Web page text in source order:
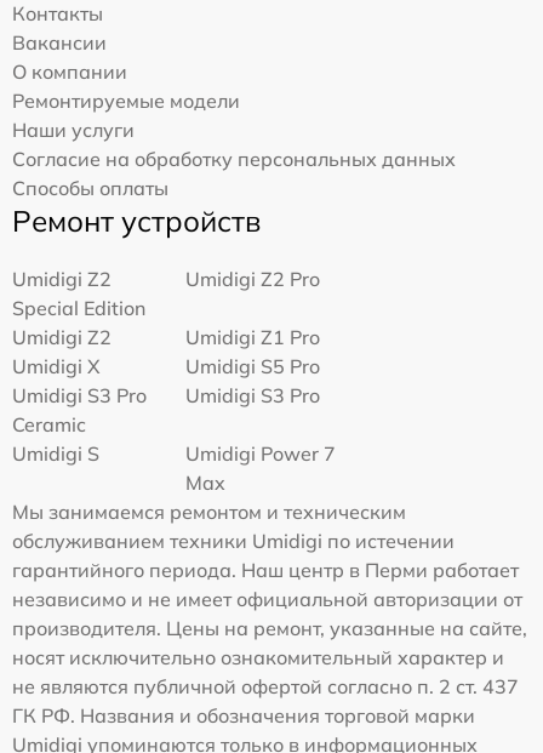
Контакты
Вакансии
О компании
Ремонтируемые модели
Наши услуги
Согласие на обработку персональных данных
Способы оплаты
Ремонт устройств
Umidigi Z2
Special Edition
Umidigi Z2 Pro
Umidigi Z2
Umidigi Z1 Pro
Umidigi X
Umidigi S5 Pro
Umidigi S3 Pro
Ceramic
Umidigi S3 Pro
Umidigi S
Umidigi Power 7
Max
Мы занимаемся ремонтом и техническим
обслуживанием техники Umidigi по истечении
гарантийного периода. Наш центр в Перми работает
независимо и не имеет официальной авторизации от
производителя. Цены на ремонт, указанные на сайте,
носят исключительно ознакомительный характер и
не являются публичной офертой согласно п. 2 ст. 437
ГК РФ. Названия и обозначения торговой марки
Umidigi упоминаются только в информационных